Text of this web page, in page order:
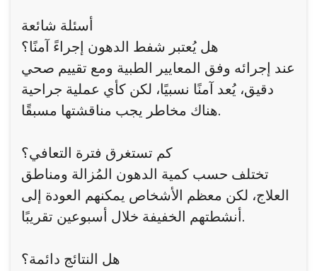
أسئلة شائعة
هل يُعتبر شفط الدهون إجراءً آمنًا؟
عند إجرائه وفق المعايير الطبية ومع تقييم صحي
دقيق، يُعد آمنًا نسبيًا، لكن كأي عملية جراحية
هناك مخاطر يجب مناقشتها مسبقًا.
كم تستغرق فترة التعافي؟
تختلف حسب كمية الدهون المُزالة ومناطق
العلاج، لكن معظم الأشخاص يمكنهم العودة إلى
أنشطتهم الخفيفة خلال أسبوعين تقريبًا.
هل النتائج دائمة؟